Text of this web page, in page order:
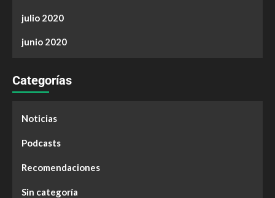
julio 2020
junio 2020
Categorías
Noticias
Podcasts
Recomendaciones
Sin categoría